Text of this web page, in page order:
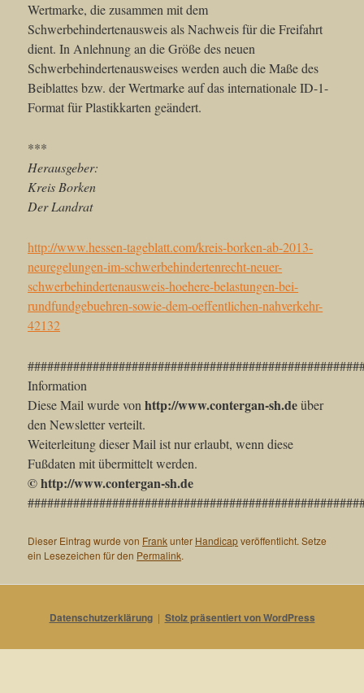
Wertmarke, die zusammen mit dem
Schwerbehindertenausweis als Nachweis für die Freifahrt
dient. In Anlehnung an die Größe des neuen
Schwerbehindertenausweises werden auch die Maße des
Beiblattes bzw. der Wertmarke auf das internationale ID-1-
Format für Plastikkarten geändert.
***
Herausgeber:
Kreis Borken
Der Landrat
http://www.hessen-tageblatt.com/kreis-borken-ab-2013-
neuregelungen-im-schwerbehindertenrecht-neuer-
schwerbehindertenausweis-hoehere-belastungen-bei-
rundfundgebuehren-sowie-dem-oeffentlichen-nahverkehr-
42132
Information
Diese Mail wurde vonhttp://www.contergan-sh.deüber
den Newsletter verteilt.
Weiterleitung dieser Mail ist nur erlaubt, wenn diese
Fußdaten mit übermittelt werden.
© http://www.contergan-sh.de
Dieser Eintrag wurde von Frankunter Handicapveröffentlicht. Setze
ein Lesezeichen für den Permalink.
Datenschutzerklärung Stolz präsentiert von WordPress